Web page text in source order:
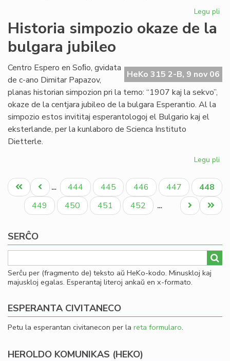
Legu pli
Historia simpozio okaze de la
bulgara jubileo
HeKo 315 2-B, 9 nov 06
Centro Espero en Soﬁo, gvidata
de c-ano Dimitar Papazov,
planas historian simpozion pri la temo: “1907 kaj la sekvo”,
okaze de la centjara jubileo de la bulgara Esperantio. Al la
simpozio estos invititaj esperantologoj el Bulgario kaj el
eksterlande, per la kunlaboro de Scienca Instituto
Dietterle.
Legu pli
de
la
Pagination
Unua
paĝo
Antaŭa
paĝo
… Paĝo
444 Paĝo
445 Paĝo
446 Paĝo
447
Aktuala
paĝo
448
Paĝo
449 Paĝo
450 Paĝo
451 Paĝo
452 …
Last
page
Next
page
SERĈO
Serĉu per (fragmento de) teksto aŭ HeKo-kodo. Minuskloj kaj
majuskloj egalas. Esperantaj literoj ankaŭ en x-formato.
ESPERANTA CIVITANECO
Petu la esperantan civitanecon per la reta formularo.
HEROLDO KOMUNIKAS (HEKO)